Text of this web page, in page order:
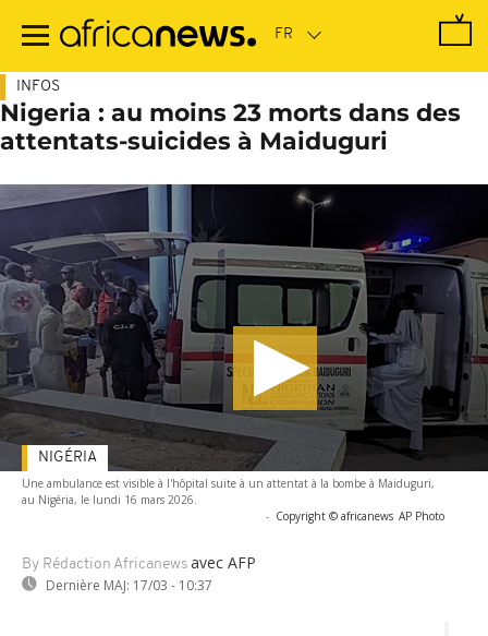
contenu
INFOS
Nigeria : au moins 23 morts dans des
attentats-suicides à Maiduguri
Une ambulance est visible à l'hôpital suite à un attentat à la bombe à Maiduguri,
au Nigéria, le lundi 16 mars 2026.
- Copyright © africanews AP Photo
By Rédaction Africanews avec AFP
Dernière MAJ: 17/03 - 10:37
NIGÉRIA